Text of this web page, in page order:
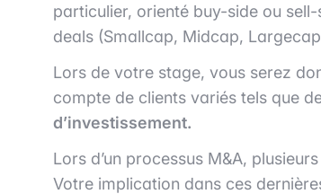
particulier, orienté buy-side ou
deals (Smallcap, Midcap,
Lors de votre stage, vous serez
compte de clients variés tels que
d’investissement.
Lors d’un processus M&A,
Votre implication dans ces